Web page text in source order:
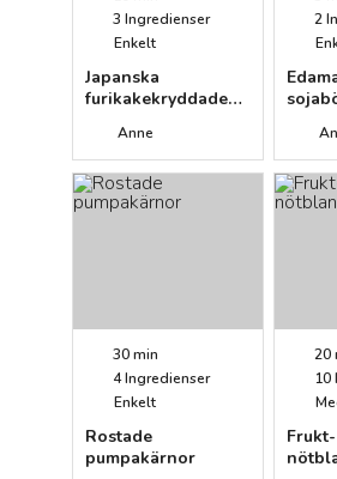
3 Ingredienser
Enkelt
Japanska
furikakekryddade
rostade i tamarisoja
Anne
2
30 min
4Ingredienser
Enkelt
Rostade
pumpakärnor
20
10